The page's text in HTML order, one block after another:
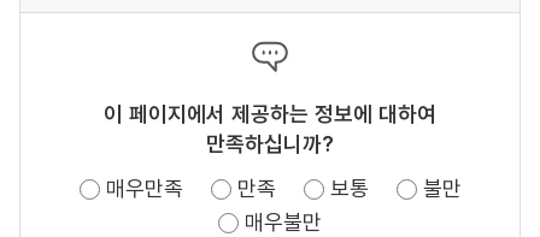
이 페이지에서 제공하는 정보에 대하여
만족하십니까?
매우만족
만족 보통
불만
매우불만